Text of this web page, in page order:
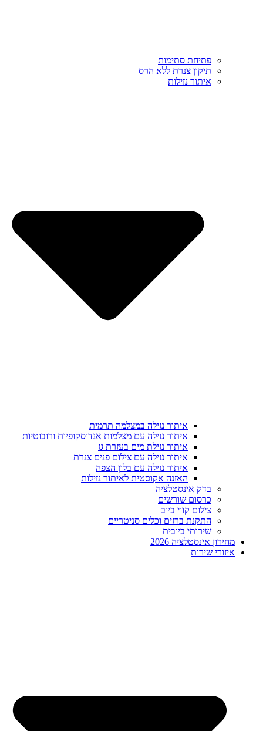
פתיחת סתימות
תיקון צנרת ללא הרס
איתור נזילות
איתור נזילה במצלמה תרמית
איתור נזילה עם מצלמות אנדוסקופיות ורובוטיות
איתור נזילת מים בעזרת גז
איתור נזילה עם צילום פנים צנרת
איתור נזילה עם בלון הצפה
האזנה אקוסטית לאיתור נזילות
בדק אינסטלציה
כרסום שורשים
צילום קווי ביוב
התקנת ברזים וכלים סניטריים
שירותי ביובית
מחירון אינסטלציה 2026
איזורי שירות